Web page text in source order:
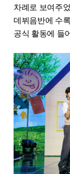
차례로 보여주
데뷔음반에 수
공식 활동에 들